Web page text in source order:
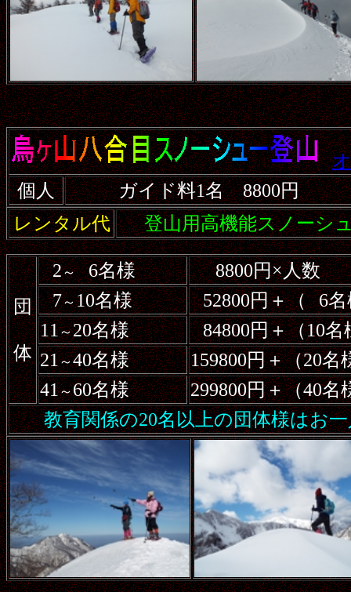
個人
ガイド料1名 8800円
レンタル代
登山用高機能スノーシ
団
体
2～ 6名様
8800円×人数
7～10名様 52800円＋（
6
11～20名様
84800円＋（10
21～40名様
159800円＋（20
41～60名様
299800円＋（40
教育関係の20名以上の団体様はお